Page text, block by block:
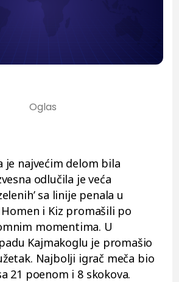
je najvećim delom bila
odlučila je veća
sa linije penala u
i Kiz promašili po
momentima. U
Kajmakoglu je promašio
Najbolji igrač meča bio
21 poenom i 8 skokova.